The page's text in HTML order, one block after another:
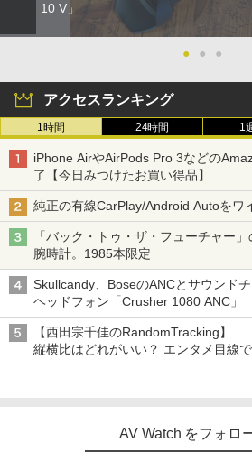
10 V」
● ● ●
アクセスランキング
1時間 24時間 1
iPhone AirやAirPods Pro 3などの
了【今日みつけたお買い得品】
純正の有線CarPlay/Android Autoをワ
「バック・トゥ・ザ・フューチャー
腕時計。1985本限定
Skullcandy、BoseのANCとサウンド
ヘッドフォン「Crusher 1080 ANC」
【西田宗千佳のRandomTracking】
縦横比はどれがいい？ エンタメ目線
AV Watch をフォロ